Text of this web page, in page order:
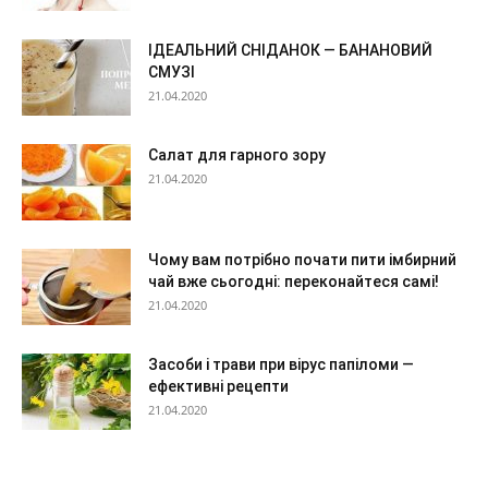
ІДЕАЛЬНИЙ СНІДАНОК — БАНАНОВИЙ
СМУЗІ
21.04.2020
Салат для гарного зору
21.04.2020
Чому вам потрібно почати пити імбирний
чай вже сьогодні: переконайтеся самі!
21.04.2020
Засоби і трави при вірус папіломи —
ефективні рецепти
21.04.2020